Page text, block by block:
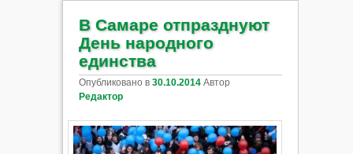
В Самаре отпразднуют
День народного
единства
Опубликовано в 30.10.2014 Автор
Редактор